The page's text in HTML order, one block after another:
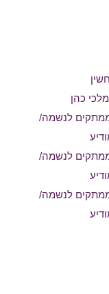
כהן
לנשמה/
לנשמה/
לנשמה/